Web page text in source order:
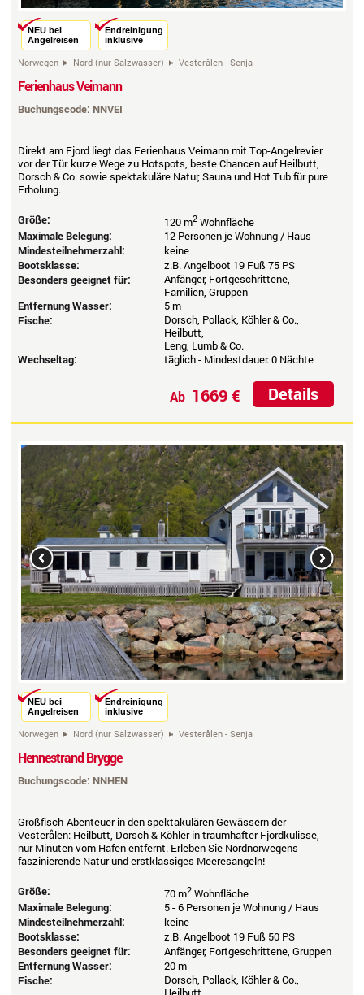
NEU bei
Angelreisen
Endreinigung
inklusive
Norwegen Nord (nur Salzwasser) Vesterålen - Senja
Ferienhaus Veimann
Buchungscode: NNVEI
Direkt am Fjord liegt das Ferienhaus Veimann mit Top-Angelrevier
vor der Tür: kurze Wege zu Hotspots, beste Chancen auf Heilbutt,
Dorsch & Co. sowie spektakuläre Natur, Sauna und Hot Tub für pure
Erholung.
Größe: 120 m2Wohnfläche
Maximale Belegung:
12 Personen je Wohnung / Haus
Mindesteilnehmerzahl:
keine
Bootsklasse:
z.B. Angelboot 19 Fuß 75 PS
Besonders geeignet für:
Anfänger, Fortgeschrittene,
Familien, Gruppen
Entfernung Wasser:
5 m
Fische:
Dorsch, Pollack, Köhler & Co.,
Heilbutt,
Leng, Lumb & Co.
Wechseltag:
täglich - Mindestdauer: 0 Nächte
Details
Ab 1669 €
Previous Next
NEU bei
Angelreisen
Endreinigung
inklusive
Norwegen Nord (nur Salzwasser) Vesterålen - Senja
Hennestrand Brygge
Buchungscode: NNHEN
Großfisch-Abenteuer in den spektakulären Gewässern der
Vesterålen: Heilbutt, Dorsch & Köhler in traumhafter Fjordkulisse,
nur Minuten vom Hafen entfernt. Erleben Sie Nordnorwegens
faszinierende Natur und erstklassiges Meeresangeln!
Größe: 70 m2Wohnfläche
Maximale Belegung:
5 - 6 Personen je Wohnung / Haus
Mindesteilnehmerzahl:
keine
Bootsklasse:
z.B. Angelboot 19 Fuß 50 PS
Besonders geeignet für:
Anfänger, Fortgeschrittene, Gruppen
Entfernung Wasser:
20 m
Fische:
Dorsch, Pollack, Köhler & Co.,